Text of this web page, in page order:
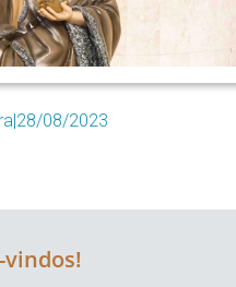
08/2023
vindos!